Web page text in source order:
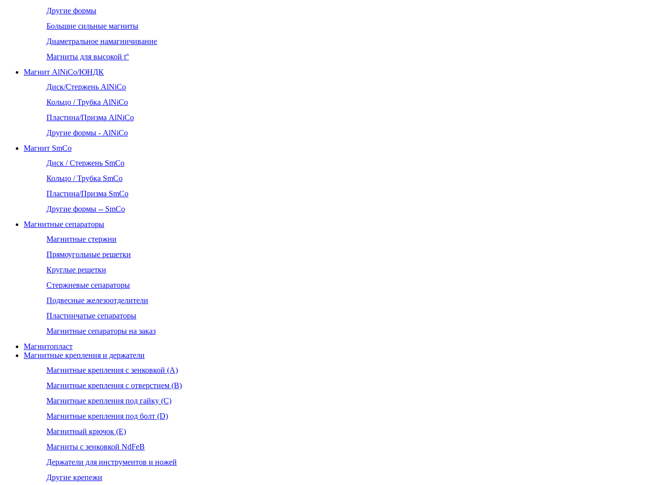
Другие формы
Большие сильные магниты
Диаметральное намагничивание
Магниты для высокой t°
Магнит AlNiCo/ЮНДК
Диск/Стержень AlNiCo
Кольцо / Трубка AlNiCo
Пластина/Призма AlNiCo
Другие формы - AlNiCo
Магнит SmCo
Диск / Стержень SmCo
Кольцо / Трубка SmCo
Пластина/Призма SmCo
Другие формы -- SmCo
Магнитные сепараторы
Магнитные стержни
Прямоугольные решетки
Круглые решетки
Стержневые сепараторы
Подвесные железоотделители
Пластинчатые сепараторы
Магнитные сепараторы на заказ
Магнитопласт
Магнитные крепления и держатели
Магнитные крепления с зенковкой (А)
Магнитные крепления с отверстием (В)
Магнитные крепления под гайку (С)
Магнитные крепления под болт (D)
Магнитный крючок (Е)
Магниты с зенковкой NdFeB
Держатели для инструментов и ножей
Другие крепежи